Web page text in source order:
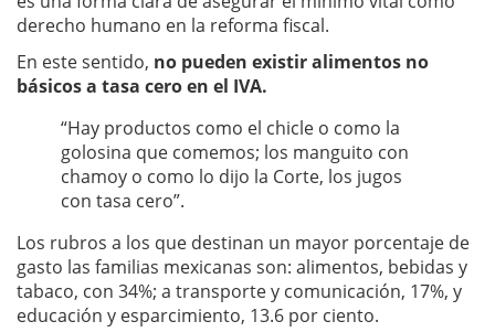
derecho humano en la reforma fiscal.
En este sentido, no pueden existir alimentos no
básicos a tasa cero en el IVA.
“Hay productos como el chicle o como la
golosina que comemos; los manguito con
chamoy o como lo dijo la Corte, los jugos
con tasa cero”.
Los rubros a los que destinan un mayor porcentaje de
gasto las familias mexicanas son: alimentos, bebidas y
tabaco, con 34%; a transporte y comunicación, 17%, y
educación y esparcimiento, 13.6 por ciento.